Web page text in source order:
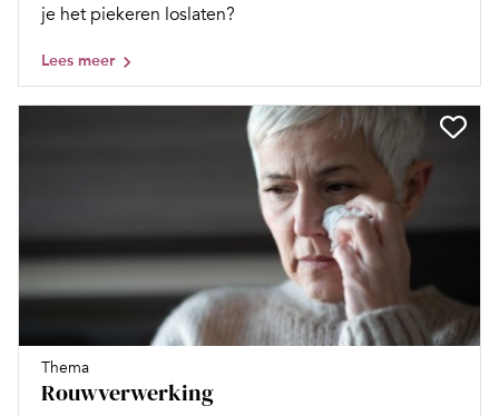
je het piekeren loslaten?
Lees meer
Thema
Rouwverwerking